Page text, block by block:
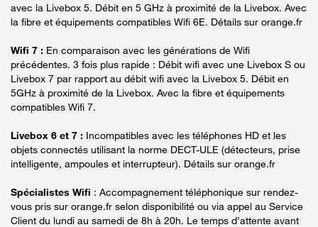
avec la Livebox 5. Débit en 5 GHz à proximité de la Livebox. Avec
la fibre et équipements compatibles Wifi 6E. Détails sur orange.fr
Wifi 7 : En comparaison avec les générations de Wifi
précédentes. 3 fois plus rapide : Débit wifi avec une Livebox S ou
Livebox 7 par rapport au débit wifi avec la Livebox 5. Débit en
5GHz à proximité de la Livebox. Avec la fibre et équipements
compatibles Wifi 7.
Livebox 6 et 7 : Incompatibles avec les téléphones HD et les
objets connectés utilisant la norme DECT-ULE (détecteurs, prise
intelligente, ampoules et interrupteur). Détails sur orange.fr
Spécialistes Wifi : Accompagnement téléphonique sur rendez-
vous pris sur orange.fr selon disponibilité ou via appel au Service
Client du lundi au samedi de 8h à 20h. Le temps d’attente avant